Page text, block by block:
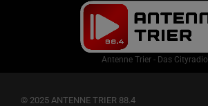
Antenne Trier - Das Cityradio
© 2025 ANTENNE TRIER 88.4